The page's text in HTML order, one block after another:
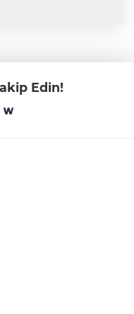
Edin!